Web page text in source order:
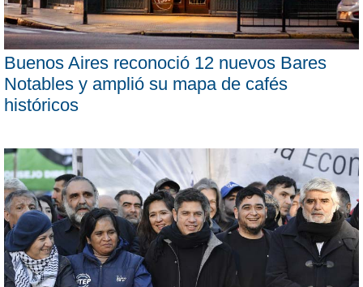
Buenos Aires reconoció 12 nuevos Bares
Notables y amplió su mapa de cafés
históricos